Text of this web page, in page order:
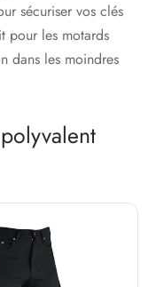
sécuriser vos clés
pour les motards
dans les moindres